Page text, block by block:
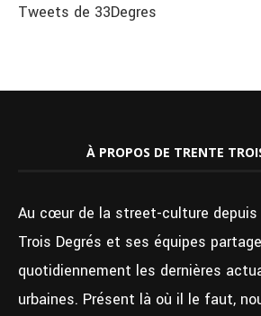
Tweets de 33Degres
À PROPOS DE TRENTE
Au cœur de la street-culture depuis
Trois Degrés et ses équipes
quotidiennement les dernières
urbaines. Présent là où il le faut,